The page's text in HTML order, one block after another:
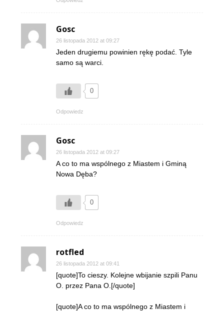
Gosc
26 listopada 2012 at 09:27
Jeden drugiemu powinien rękę podać. Tyle
samo są warci.
0
Odpowiedz
Gosc
26 listopada 2012 at 09:27
A co to ma wspólnego z Miastem i Gminą
Nowa Dęba?
0
Odpowiedz
rotfled
26 listopada 2012 at 09:41
[quote]To cieszy. Kolejne wbijanie szpili Panu
O. przez Pana O.[/quote]
[quote]A co to ma wspólnego z Miastem i